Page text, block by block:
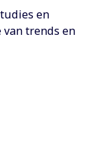
en
van trends en